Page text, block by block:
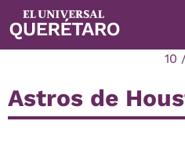
10
Astros de